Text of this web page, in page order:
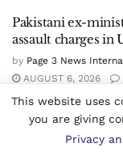
Pakistani ex-
assault charges in
by Page 3 News
AUGUST 6, 2026
Iran, Oman reach
coordinates of
Page 3 News
This website uses
you are giving
Privacy